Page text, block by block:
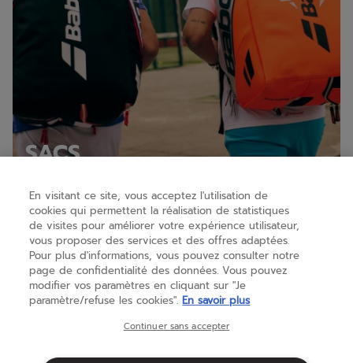
SACS
Previous
En visitant ce site, vous acceptez l'utilisation de
cookies qui permettent la réalisation de statistiques
de visites pour améliorer votre expérience utilisateur,
vous proposer des services et des offres adaptées.
Pour plus d'informations, vous pouvez consulter notre
page de confidentialité des données. Vous pouvez
modifier vos paramètres en cliquant sur "Je
paramètre/refuse les cookies". En savoir plus
Continuer sans accepter